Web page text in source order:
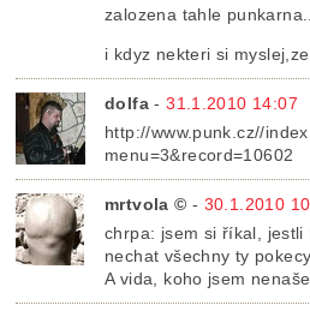
zalozena tahle punkarna...
i kdyz nekteri si
dolfa -31.1.2010 14:07
http://www.punk.cz//
menu=3&record=10602
mrtvola © - 30.1.2010
chrpa: jsem si říkal, jestli
nechat všechny ty
A vida, koho jsem